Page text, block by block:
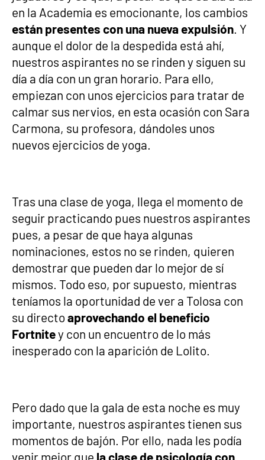
en la Academia es emocionante, los cambios
están presentes con una nueva expulsión. Y
aunque el dolor de la despedida está ahí,
nuestros aspirantes no se rinden y siguen su
día a día con un gran horario. Para ello,
empiezan con unos ejercicios para tratar de
calmar sus nervios, en esta ocasión con Sara
Carmona, su profesora, dándoles unos
nuevos ejercicios de yoga.
Tras una clase de yoga, llega el momento de
seguir practicando pues nuestros aspirantes
pues, a pesar de que haya algunas
nominaciones, estos no se rinden, quieren
demostrar que pueden dar lo mejor de sí
mismos. Todo eso, por supuesto, mientras
teníamos la oportunidad de ver a Tolosa con
su directo aprovechando el beneficio
Fortnitey con un encuentro de lo más
inesperado con la aparición de Lolito.
Pero dado que la gala de esta noche es muy
importante, nuestros aspirantes tienen sus
momentos de bajón. Por ello, nada les podía
venir mejor que la clase de psicología con